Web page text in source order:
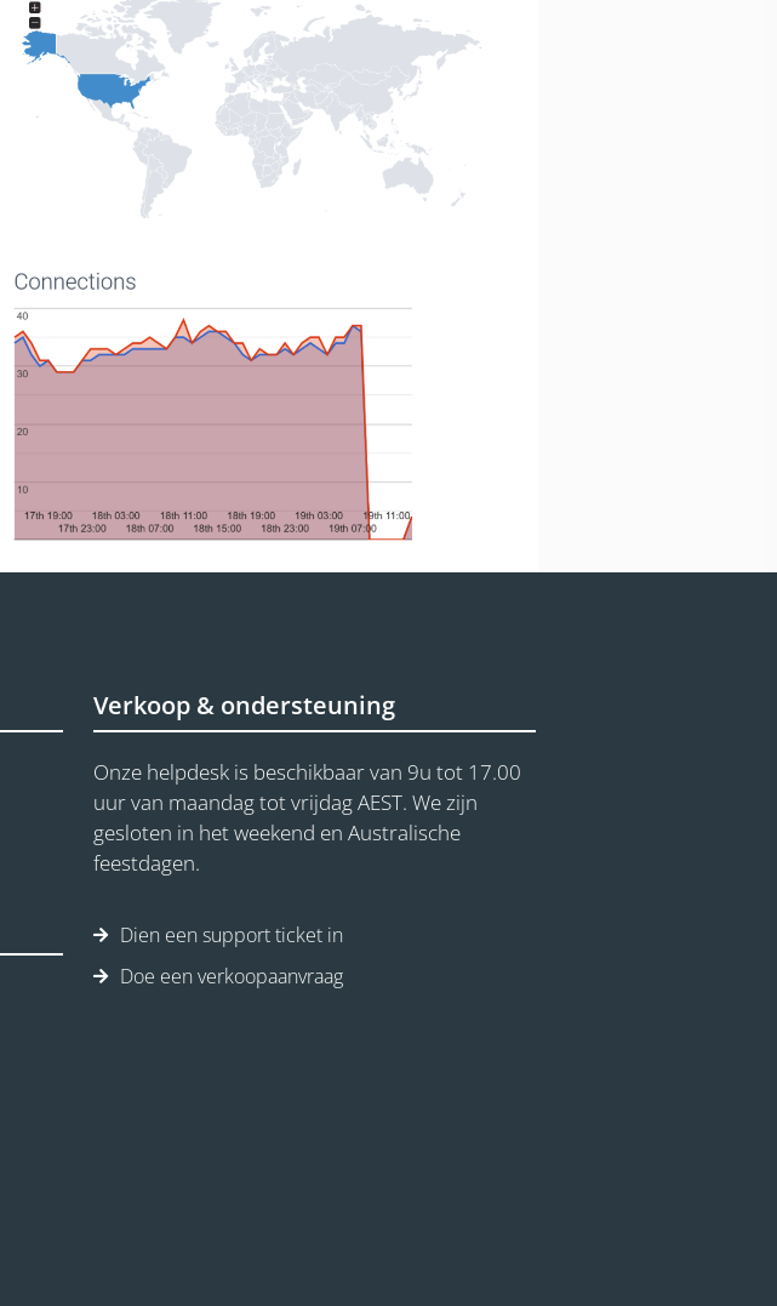
Verkoop & ondersteuning
Onze helpdesk is beschikbaar van 9u tot 17.00
uur van maandag tot vrijdag AEST. We zijn
gesloten in het weekend en Australische
feestdagen.
Dien een support ticket in
Doe een verkoopaanvraag